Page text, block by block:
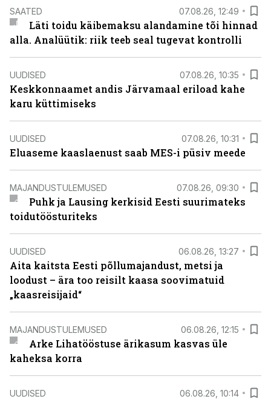
SAATED 07.08.26, 12:49
Läti toidu käibemaksu alandamine tõi hinnad
alla. Analüütik: riik teeb seal tugevat kontrolli
UUDISED 07.08.26, 10:35
Keskkonnaamet andis Järvamaal eriload kahe
karu küttimiseks
UUDISED 07.08.26, 10:31
Eluaseme kaaslaenust saab MES-i püsiv meede
MAJANDUSTULEMUSED 07.08.26, 09:30
Puhk ja Lausing kerkisid Eesti suurimateks
toidutöösturiteks
UUDISED 06.08.26, 13:27
Aita kaitsta Eesti põllumajandust, metsi ja
loodust – ära too reisilt kaasa soovimatuid
„kaasreisijaid“
MAJANDUSTULEMUSED 06.08.26, 12:15
Arke Lihatööstuse ärikasum kasvas üle
kaheksa korra
UUDISED 06.08.26, 10:14